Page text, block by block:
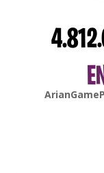
gonsabella